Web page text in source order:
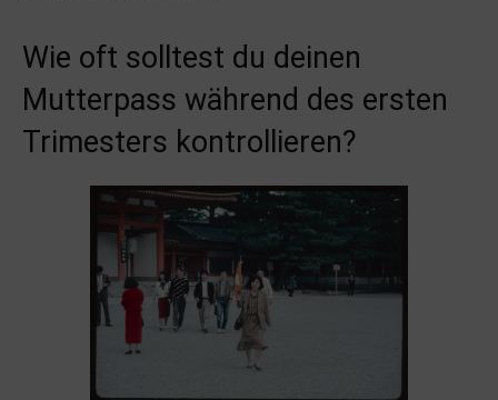
Wie oft solltest du deinen
Mutterpass während des ersten
Trimesters kontrollieren?